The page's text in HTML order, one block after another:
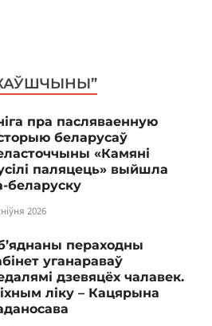
пра пасляваенную
беларусаў
«Камяні
паляцець» выйшла
беларуску
2026
пераходны
уганараваў
дзевяцёх чалавек.
ліку – Кацярына